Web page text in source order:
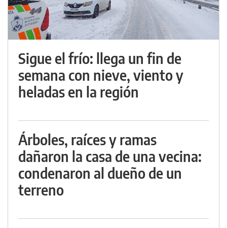
Sigue el frío: llega un fin de
semana con nieve, viento y
heladas en la región
Árboles, raíces y ramas
dañaron la casa de una vecina:
condenaron al dueño de un
terreno